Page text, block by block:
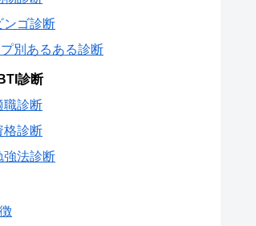
ンゴ診断
別あるある診断
診断
職診断
格診断
強法診断